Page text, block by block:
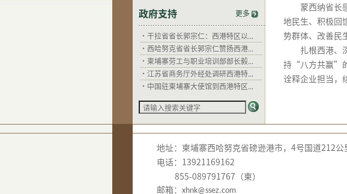
政府支持
更多
·干拉省省长郭宗仁：西港特区以...
·西哈努克省省长郭宗仁赞扬西港...
·柬埔寨劳工与职业培训部部长毅...
·江苏省商务厅外经处调研西港特...
·中国驻柬埔寨大使馆到西港特区...
江苏省住建厅希望以西港特区为...
·关心企业发展，西哈努克省省长...
·西哈努克省省长郭宗仁赞扬西港...
柬埔寨劳工与职业培训部部长毅...
江苏省商务厅外经处调研西港特...
中国驻柬埔寨大使馆到西港特区...
江苏省住建厅希望以西港特区为...
蒙西纳省长
地民生、积极回
势群体、改善民
扎根西港、
持“八方共赢”
诠释企业担当，
地址：柬埔寨西哈努克省磅逊港市，4号国道212公
电话：13921169162
855-089791767（柬）
邮箱： xhnk@ssez.com